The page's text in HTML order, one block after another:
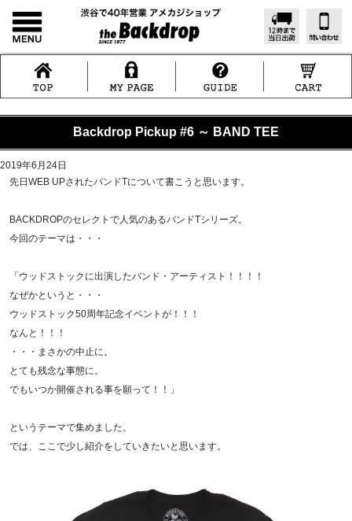
Backdrop Pickup #6 ～ BAND TEE
2019年6月24日
先日WEB UPされたバンドTについて書こうと思います。
BACKDROPのセレクトで人気のあるバンドTシリーズ。
今回のテーマは・・・
「ウッドストックに出演したバンド・アーティスト！！！！
なぜかというと・・・
ウッドストック50周年記念イベントが！！！
なんと！！！
・・・まさかの中止に。
とても残念な事態に。
でもいつか開催される事を願って！！」
というテーマで集めました。
では、ここで少し紹介をしていきたいと思います。